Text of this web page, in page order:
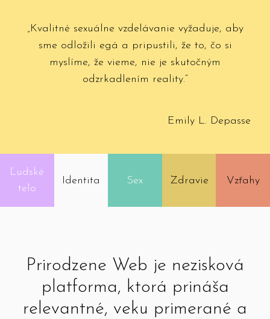
„Kvalitné sexuálne vzdelávanie vyžaduje, aby
sme odložili egá a pripustili, že to, čo si
myslíme, že vieme, nie je skutočným
odzrkadlením reality.“
Emily L. Depasse
Ľudské
telo
Identita Sex Zdravie Vzťahy
Prirodzene Web je nezisková
platforma, ktorá prináša
relevantné, veku primerané a